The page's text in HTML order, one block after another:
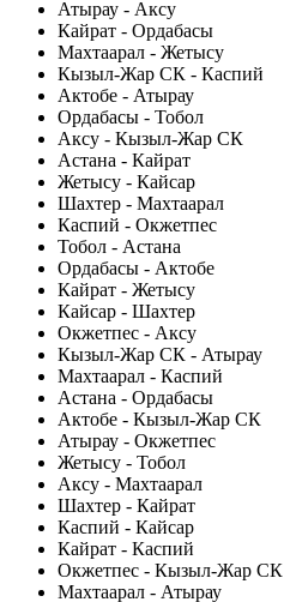
Атырау - Аксу
Кайрат - Ордабасы
Махтаарал - Жетысу
Кызыл-Жар СК - Каспий
Актобе - Атырау
Ордабасы - Тобол
Аксу - Кызыл-Жар СК
Астана - Кайрат
Жетысу - Кайсар
Шахтер - Махтаарал
Каспий - Окжетпес
Тобол - Астана
Ордабасы - Актобе
Кайрат - Жетысу
Кайсар - Шахтер
Окжетпес - Аксу
Кызыл-Жар СК - Атырау
Махтаарал - Каспий
Астана - Ордабасы
Актобе - Кызыл-Жар СК
Атырау - Окжетпес
Жетысу - Тобол
Аксу - Махтаарал
Шахтер - Кайрат
Каспий - Кайсар
Кайрат - Каспий
Окжетпес - Кызыл-Жар СК
Махтаарал - Атырау